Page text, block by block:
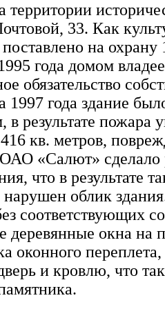
территории
33. Как
на охрану
года домом
обязательство
1997 года здание
результате пожара
кв. метров,
«Салют» сделало
что в результате
облик
соответствующих
деревянные окна на
оконного
и кровлю, что